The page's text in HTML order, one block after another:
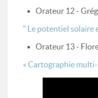
Orateur 12 -
" Le potentiel solaire
Orateur 13 -
« Cartographie multi-